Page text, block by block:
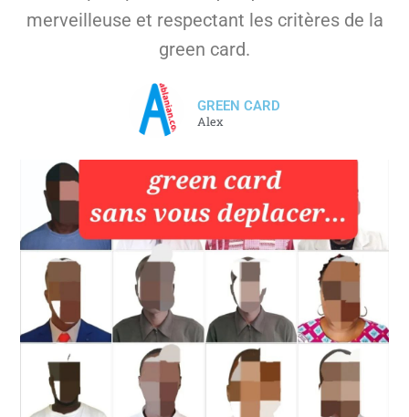
merveilleuse et respectant les critères de la
green card.
GREEN CARD
Alex